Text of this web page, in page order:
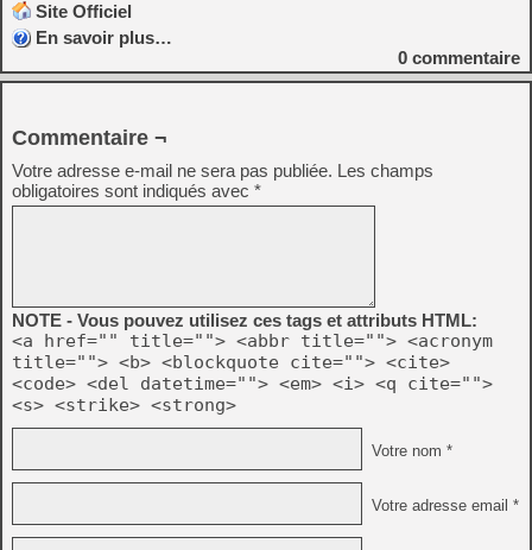
Site Officiel
En savoir plus…
0 commentaire
Commentaire ¬
Votre adresse e-mail ne sera pas publiée. Les champs
obligatoires sont indiqués avec *
NOTE - Vous pouvez utilisez ces tags et attributs HTML:
<a href="" title=""> <abbr title=""> <acronym
title=""> <b> <blockquote cite=""> <cite>
<code> <del datetime=""> <em> <i> <q cite="">
<s> <strike> <strong>
Votre nom *
Votre adresse email *